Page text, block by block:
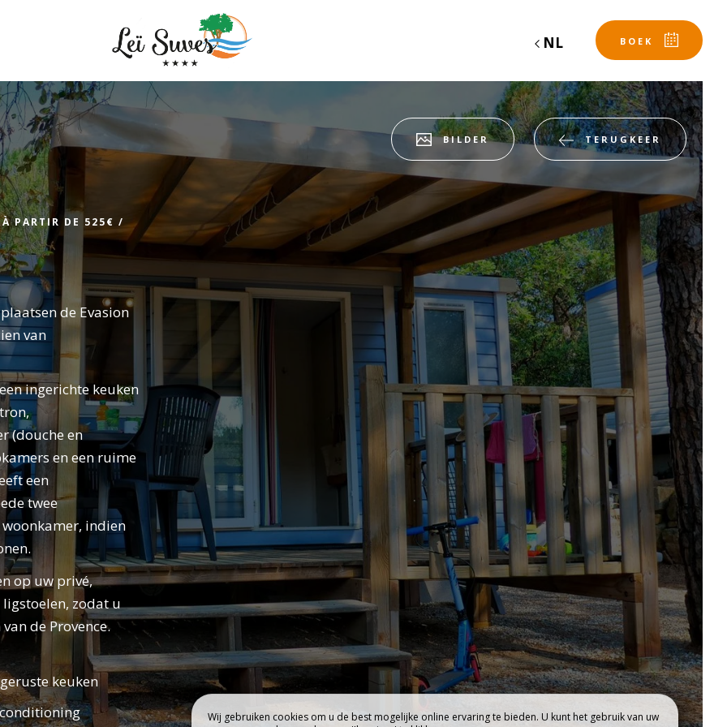
BOEK
NL
VERBLIJF HET WATERGEBIED
Aankomst
Aankomst
Vertrek
Vertrek
BILDER TERUGKEER
À PARTIR DE 525€ /
de Evasion
van
ingerichte keuken
(douche en
en een ruime
een
twee
indien
op uw privé,
zodat u
de Provence.
keuken
Wij gebruiken cookies om u de best mogelijke online ervaring te bieden. U kunt het gebruik van uw